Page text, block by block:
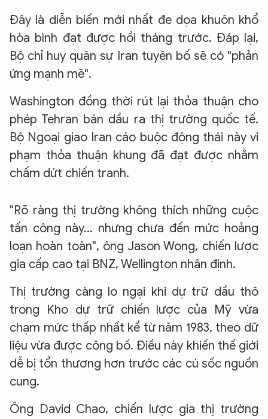
Đây là diễn biến mới nhất đe dọa khuôn khổ
hòa bình đạt được hồi tháng trước. Đáp lại,
Bộ chỉ huy quân sự Iran tuyên bố sẽ có "phản
ứng mạnh mẽ".
Washington đồng thời rút lại thỏa thuận cho
phép Tehran bán dầu ra thị trường quốc tế.
Bộ Ngoại giao Iran cáo buộc động thái này vi
phạm thỏa thuận khung đã đạt được nhằm
chấm dứt chiến tranh.
"Rõ ràng thị trường không thích những cuộc
tấn công này... nhưng chưa đến mức hoảng
loạn hoàn toàn", ông Jason Wong, chiến lược
gia cấp cao tại BNZ, Wellington nhận định.
Thị trường càng lo ngại khi dự trữ dầu thô
trong Kho dự trữ chiến lược của Mỹ vừa
chạm mức thấp nhất kể từ năm 1983, theo dữ
liệu vừa được công bố. Điều này khiến thế giới
dễ bị tổn thương hơn trước các cú sốc nguồn
cung.
Ông David Chao, chiến lược gia thị trường